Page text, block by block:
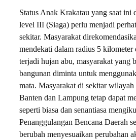
Status Anak Krakatau yang saat ini
level III (Siaga) perlu menjadi
sekitar. Masyarakat
mendekati dalam radius 5 kilometer
terjadi hujan abu, masyarakat yang
bangunan diminta untuk
mata. Masyarakat di sekitar
Banten dan Lampung tetap dapat
seperti biasa dan senantiasa
Penanggulangan Bencana Daerah
berubah menyesuaikan perubahan